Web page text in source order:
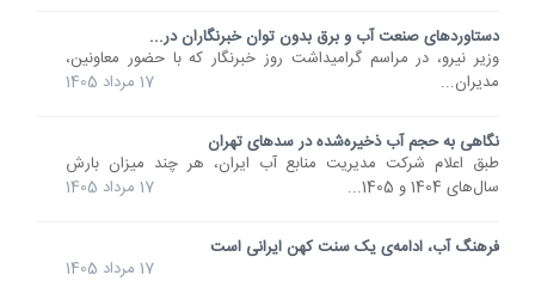
دستاوردهای صنعت آب و برق بدون توان خبرنگاران در...
وزیر نیرو، در مراسم گرامیداشت روز خبرنگار که با حضور معاونین،
مدیران...
17 مرداد 1405
نگاهی به حجم آب ذخیره‌شده در سدهای تهران
طبق اعلام شرکت مدیریت منابع آب ایران، هر چند میزان بارش
سال‌های 1404 و 1405...
17 مرداد 1405
فرهنگ آب، ادامه‌ی یک سنت کهن ایرانی است
17 مرداد 1405